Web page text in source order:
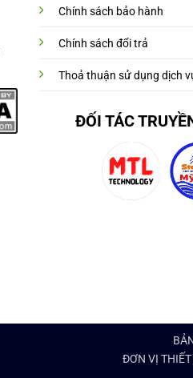
Chính sách bảo hành
Chính sách đổi trả
Thoả thuận sử dụng dịch
ĐỐI TÁC
ĐƠN VỊ THIẾT